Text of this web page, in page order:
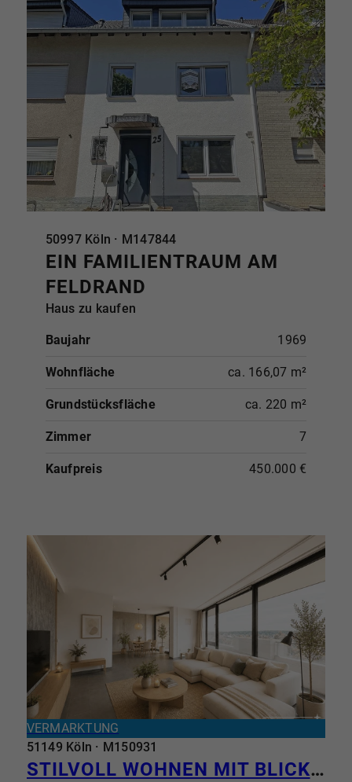
50997 Köln · M147844
EIN FAMILIENTRAUM AM
FELDRAND
Haus zu kaufen
Baujahr 1969
Wohnfläche ca. 166,07 m²
Grundstücksfläche ca. 220 m²
Zimmer 7
Kaufpreis 450.000 €
VERMARKTUNG
51149 Köln · M150931
STILVOLL WOHNEN MIT BLICK INS SIEBENGEBIRGE - ANKOMMEN UND WOHLFÜHLEN